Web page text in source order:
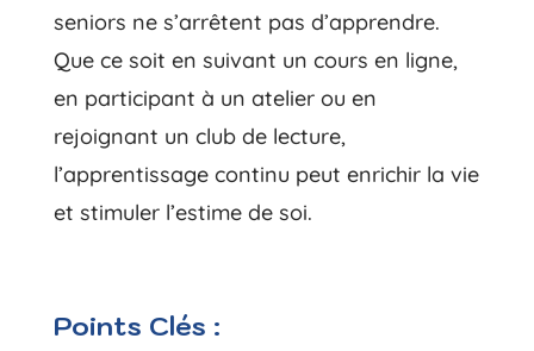
seniors ne s’arrêtent pas d’apprendre.
Que ce soit en suivant un cours en ligne,
en participant à un atelier ou en
rejoignant un club de lecture,
l’apprentissage continu peut enrichir la vie
et stimuler l’estime de soi.
Points Clés :